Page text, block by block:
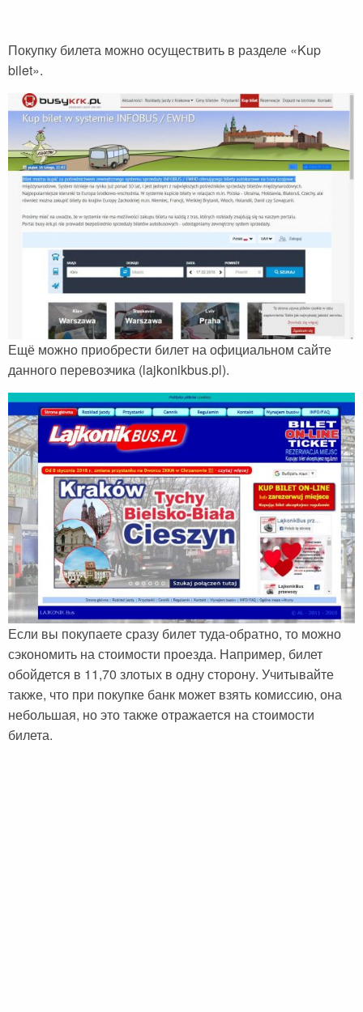
Покупку билета можно осуществить в разделе «Kup
bilet».
Ещё можно приобрести билет на официальном сайте
данного перевозчика (lajkonikbus.pl).
Если вы покупаете сразу билет туда-обратно, то можно
сэкономить на стоимости проезда. Например, билет
обойдется в 11,70 злотых в одну сторону. Учитывайте
также, что при покупке банк может взять комиссию, она
небольшая, но это также отражается на стоимости
билета.